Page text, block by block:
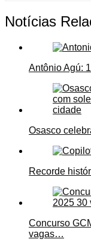
Notícias
Antônio Agú:
Osasco
Recorde
Concurso
vagas…